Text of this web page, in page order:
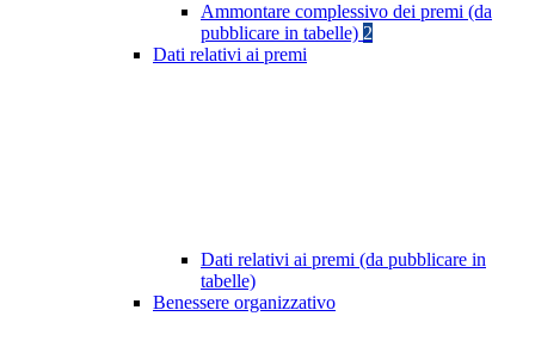
Ammontare complessivo dei premi (da
pubblicare in tabelle) 2
Dati relativi ai premi
Dati relativi ai premi (da pubblicare in
tabelle)
Benessere organizzativo